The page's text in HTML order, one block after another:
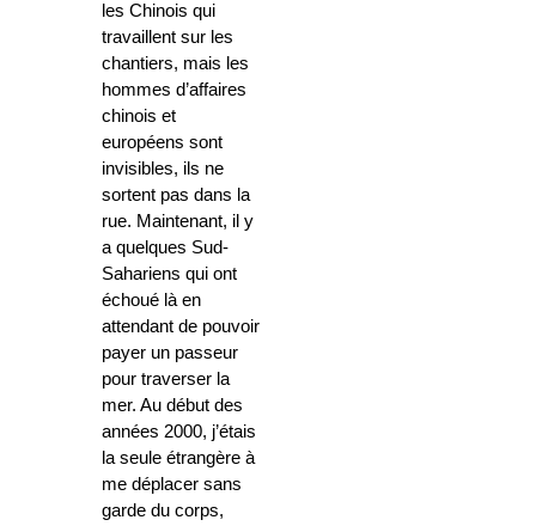
les Chinois qui
travaillent sur les
chantiers, mais les
hommes d’affaires
chinois et
européens sont
invisibles, ils ne
sortent pas dans la
rue. Maintenant, il y
a quelques Sud-
Sahariens qui ont
échoué là en
attendant de pouvoir
payer un passeur
pour traverser la
mer. Au début des
années 2000, j’étais
la seule étrangère à
me déplacer sans
garde du corps,